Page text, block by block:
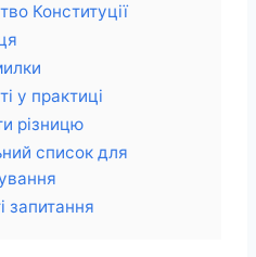
Конституції
у практиці
різницю
список для
запитання